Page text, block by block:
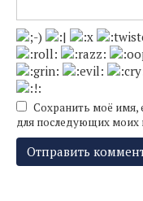
Сохранить моё имя,
для последующих моих